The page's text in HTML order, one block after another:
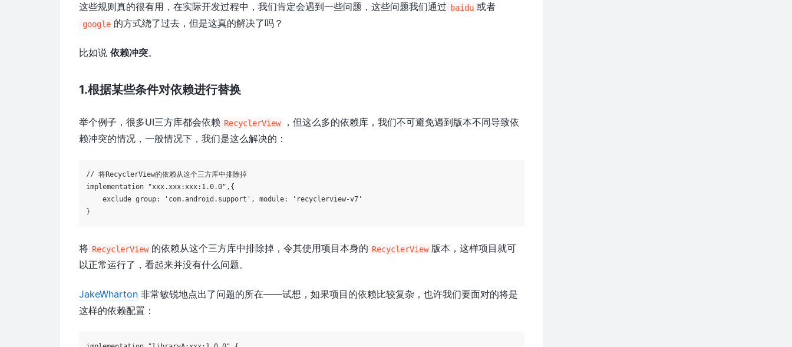
这些规则真的很有用，在实际开发过程中，我们肯定会遇到一些问题，这些问题我们通过 baidu 或者
google 的方式绕了过去，但是这真的解决了吗？
比如说依赖冲突。
1.根据某些条件对依赖进行替换
举个例子，很多UI三方库都会依赖 RecyclerView
，但这么多的依赖库，我们不可避免遇到版本不同导致依
赖冲突的情况，一般情况下，我们是这么解决的：
// 将RecyclerView的依赖从这个三方库中排除掉
implementation
"xxx.xxx:xxx:1.0.0" ,{
    exclude
group: 'com.android.support' , module:
'recyclerview-v7'
将 RecyclerView 的依赖从这个三方库中排除掉，令其使用项目本身的 RecyclerView 版本，这样项目就可
以正常运行了，看起来并没有什么问题。
JakeWharton 非常敏锐地点出了问题的所在——试想，如果项目的依赖比较复杂，也许我们要面对的将是
这样的依赖配置：